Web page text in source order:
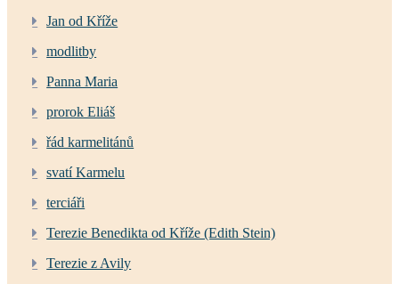
Jan od Kříže
modlitby
Panna Maria
prorok Eliáš
řád karmelitánů
svatí Karmelu
terciáři
Terezie Benedikta od Kříže (Edith Stein)
Terezie z Avily